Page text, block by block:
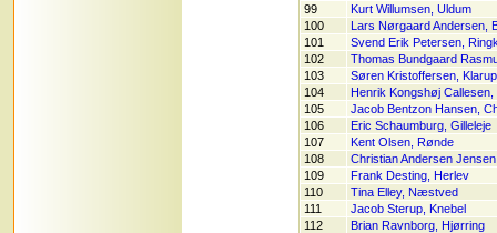
99
Kurt Willumsen, Uldum
100
Lars Nørgaard Andersen,
101
Svend Erik Petersen,
102
Thomas Bundgaard
103
Søren Kristoffersen, Klarup
104
Henrik Kongshøj Callesen,
105
Jacob Bentzon Hansen,
106
Eric Schaumburg, Gilleleje
107
Kent Olsen, Rønde
108
Christian Andersen
109
Frank Desting, Herlev
110
Tina Elley, Næstved
111
Jacob Sterup, Knebel
112
Brian Ravnborg, Hjørring